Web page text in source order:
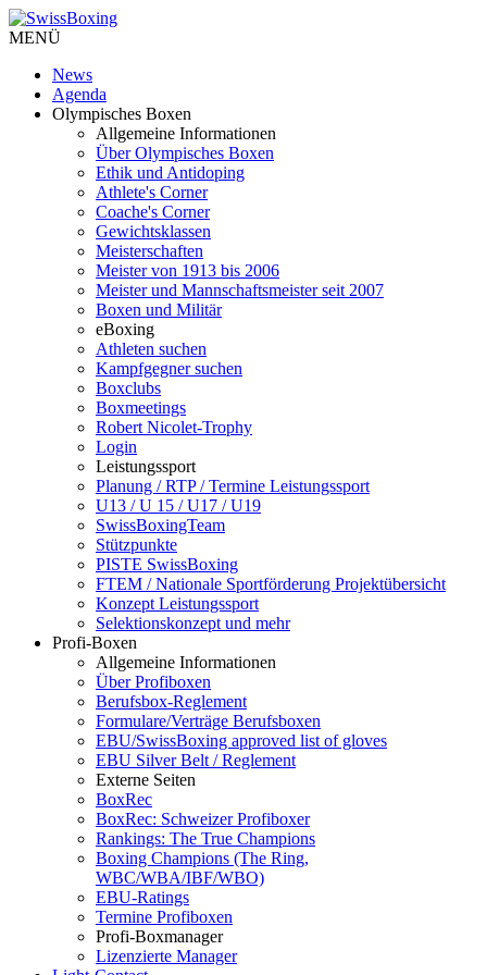
MENÜ
News
Agenda
Olympisches Boxen
Allgemeine Informationen
Über Olympisches Boxen
Ethik und Antidoping
Athlete's Corner
Coache's Corner
Gewichtsklassen
Meisterschaften
Meister von 1913 bis 2006
Meister und Mannschaftsmeister seit 2007
Boxen und Militär
eBoxing
Athleten suchen
Kampfgegner suchen
Boxclubs
Boxmeetings
Robert Nicolet-Trophy
Login
Leistungssport
Planung / RTP / Termine Leistungssport
U13 / U 15 / U17 / U19
SwissBoxingTeam
Stützpunkte
PISTE SwissBoxing
FTEM / Nationale Sportförderung Projektübersicht
Konzept Leistungssport
Selektionskonzept und mehr
Profi-Boxen
Allgemeine Informationen
Über Profiboxen
Berufsbox-Reglement
Formulare/Verträge Berufsboxen
EBU/SwissBoxing approved list of gloves
EBU Silver Belt / Reglement
Externe Seiten
BoxRec
BoxRec: Schweizer Profiboxer
Rankings: The True Champions
Boxing Champions (The Ring,
WBC/WBA/IBF/WBO)
EBU-Ratings
Termine Profiboxen
Profi-Boxmanager
Lizenzierte Manager